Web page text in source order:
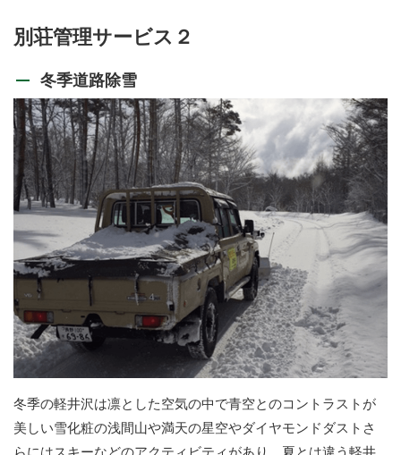
別荘管理サービス２
冬季道路除雪
冬季の軽井沢は凛とした空気の中で青空とのコントラストが
美しい雪化粧の浅間山や満天の星空やダイヤモンドダストさ